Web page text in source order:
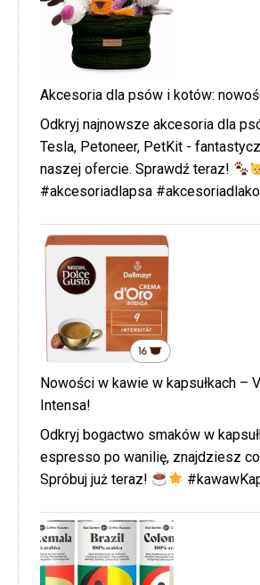
Akcesoria dla psów i kotów:
Odkryj najnowsze akcesoria dla
Tesla, Petoneer, PetKit -
naszej ofercie. Sprawdź teraz!
#akcesoriadlapsa
Nowości w kawie w kapsułkach –
Intensa!
Odkryj bogactwo smaków w
espresso po wanilię, znajdziesz
Spróbuj już teraz!